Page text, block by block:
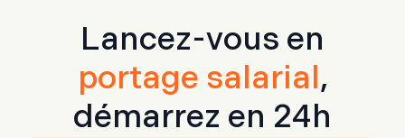
Lancez-vous en
portage salarial,
démarrez en 24h